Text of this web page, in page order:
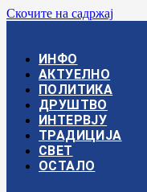
Скочите на садржај
ИНФО
АКТУЕЛНО
ПОЛИТИКА
ДРУШТВО
ИНТЕРВЈУ
ТРАДИЦИЈА
СВЕТ
ОСТАЛО